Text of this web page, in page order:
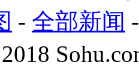
- 全部新闻
2018